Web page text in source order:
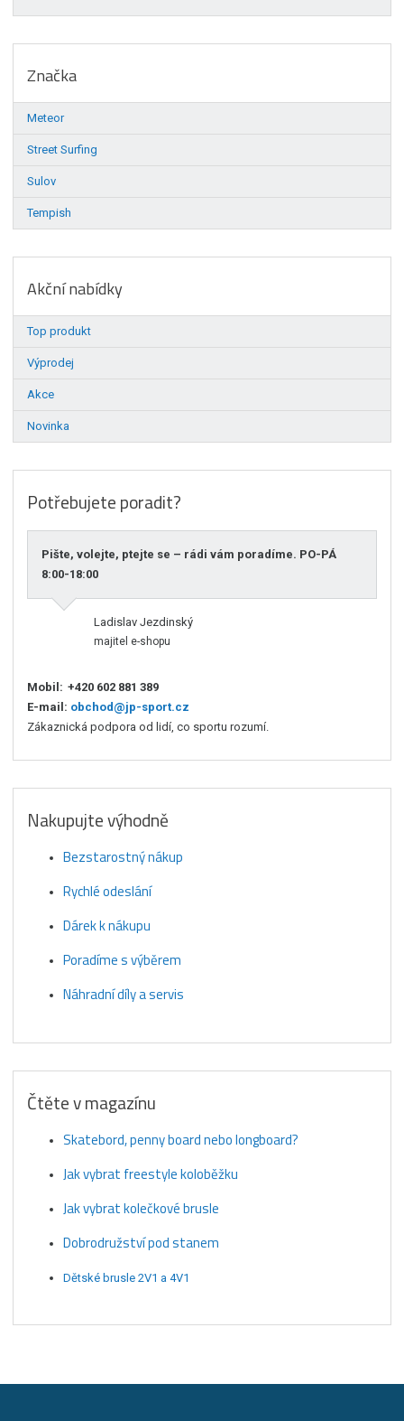
Značka
Meteor
Street Surfing
Sulov
Tempish
Akční nabídky
Top produkt
Výprodej
Akce
Novinka
Potřebujete poradit?
Pište, volejte, ptejte se – rádi vám poradíme. PO-PÁ
8:00-18:00
Ladislav Jezdinský
majitel e-shopu
Mobil: +420 602 881 389
E-mail: obchod@jp-sport.cz
Zákaznická podpora od lidí, co sportu rozumí.
Nakupujte výhodně
Bezstarostný nákup
Rychlé odeslání
Dárek k nákupu
Poradíme s výběrem
Náhradní díly a servis
Čtěte v magazínu
Skatebord, penny board nebo longboard?
Jak vybrat freestyle koloběžku
Jak vybrat kolečkové brusle
Dobrodružství pod stanem
Dětské brusle 2V1 a 4V1